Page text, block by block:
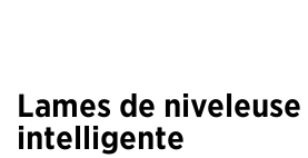
Lames de niveleuse
intelligente